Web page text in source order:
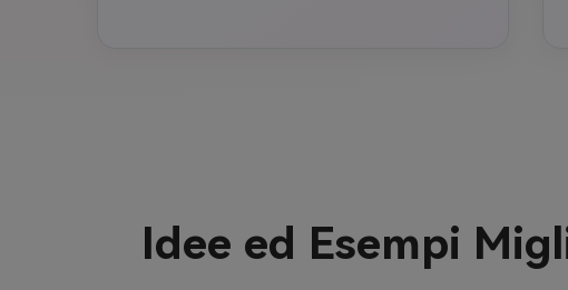
Idee ed Esempi